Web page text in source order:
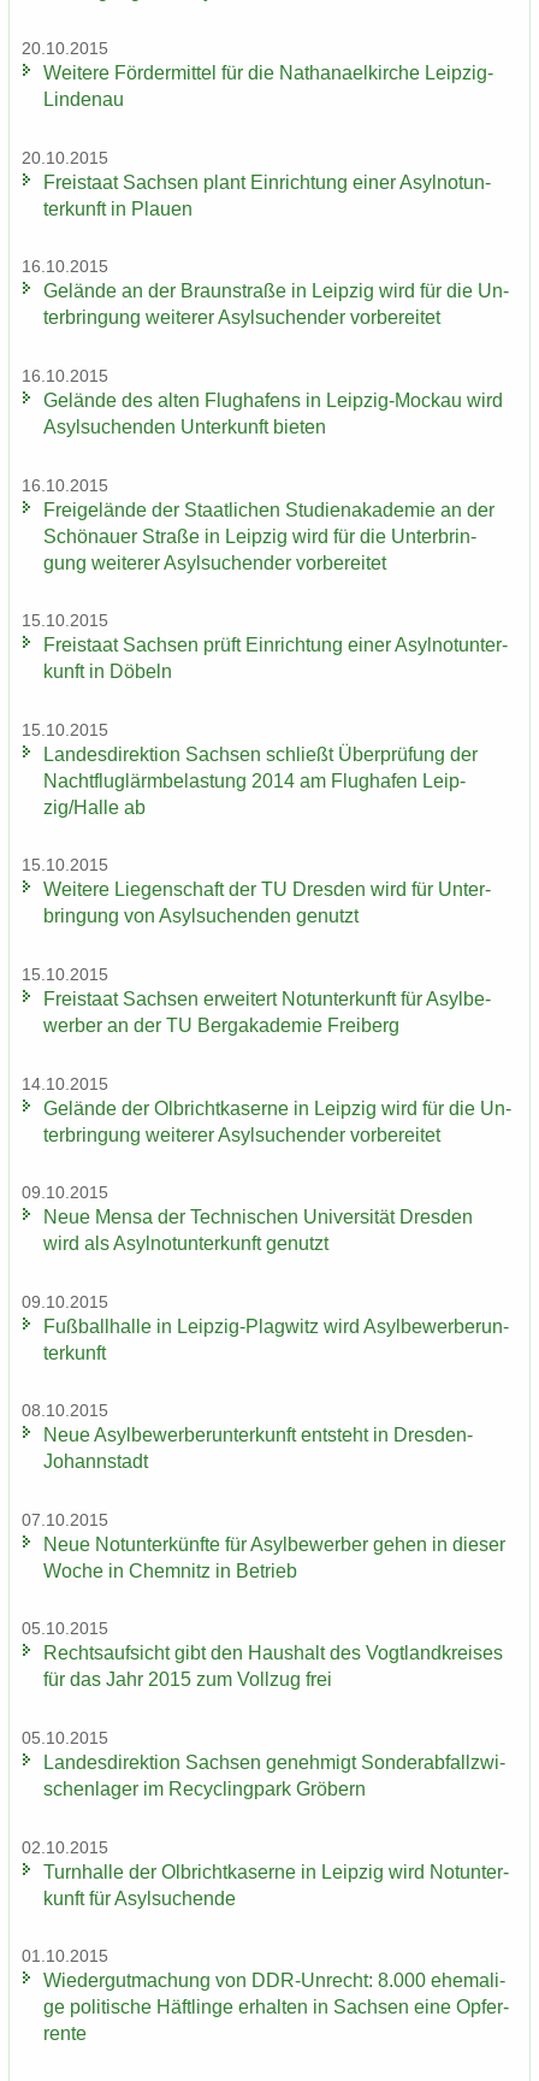
20.10.2015
Wei­te­re För­der­mit­tel für die Na­tha­nael­kir­che Leipzig-​
Lindenau
20.10.2015
Frei­staat Sach­sen plant Ein­rich­tung einer Asyl­not­un­
ter­kunft in Plau­en
16.10.2015
Ge­län­de an der Braun­stra­ße in Leip­zig wird für die Un­
ter­brin­gung wei­te­rer Asyl­su­chen­der vor­be­rei­tet
16.10.2015
Ge­län­de des alten Flug­ha­fens in Leipzig-​Mockau wird
Asyl­su­chen­den Un­ter­kunft bie­ten
16.10.2015
Frei­ge­län­de der Staat­li­chen Stu­di­en­aka­de­mie an der
Schö­nau­er Stra­ße in Leip­zig wird für die Un­ter­brin­
gung wei­te­rer Asyl­su­chen­der vor­be­rei­tet
15.10.2015
Frei­staat Sach­sen prüft Ein­rich­tung einer Asyl­not­un­ter­
kunft in Dö­beln
15.10.2015
Lan­des­di­rek­ti­on Sach­sen schließt Über­prü­fung der
Nacht­flug­lärm­be­las­tung 2014 am Flug­ha­fen Leip­
zig/Halle ab
15.10.2015
Wei­te­re Lie­gen­schaft der TU Dres­den wird für Un­ter­
brin­gung von Asyl­su­chen­den ge­nutzt
15.10.2015
Frei­staat Sach­sen er­wei­tert Not­un­ter­kunft für Asyl­be­
wer­ber an der TU Berg­aka­de­mie Frei­berg
14.10.2015
Ge­län­de der Ol­bricht­ka­ser­ne in Leip­zig wird für die Un­
ter­brin­gung wei­te­rer Asyl­su­chen­der vor­be­rei­tet
09.10.2015
Neue Mensa der Tech­ni­schen Uni­ver­si­tät Dres­den
wird als Asyl­not­un­ter­kunft ge­nutzt
09.10.2015
Fuß­ball­hal­le in Leipzig-​Plagwitz wird Asyl­be­wer­ber­un­
ter­kunft
08.10.2015
Neue Asyl­be­wer­ber­un­ter­kunft ent­steht in Dresden-​
Johannstadt
07.10.2015
Neue Not­un­ter­künf­te für Asyl­be­wer­ber gehen in die­ser
Woche in Chem­nitz in Be­trieb
05.10.2015
Rechts­auf­sicht gibt den Haus­halt des Vogt­land­krei­ses
für das Jahr 2015 zum Voll­zug frei
05.10.2015
Lan­des­di­rek­ti­on Sach­sen ge­neh­migt Son­der­ab­fall­zwi­
schen­la­ger im Re­cy­cling­park Grö­bern
02.10.2015
Turn­hal­le der Ol­bricht­ka­ser­ne in Leip­zig wird Not­un­ter­
kunft für Asyl­su­chen­de
01.10.2015
Wie­der­gut­ma­chung von DDR-​Unrecht: 8.000 ehe­ma­li­
ge po­li­ti­sche Häft­lin­ge er­hal­ten in Sach­sen eine Op­fer­
ren­te